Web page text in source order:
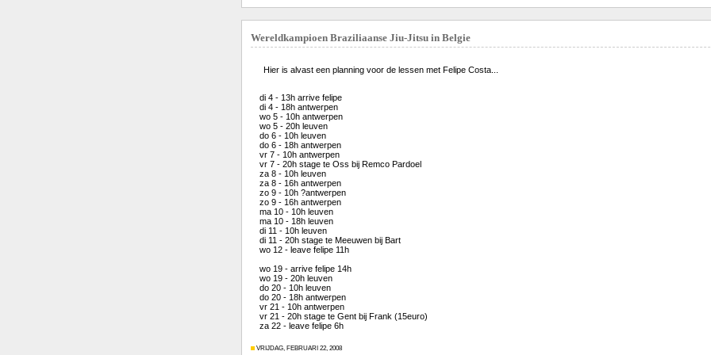
Wereldkampioen Braziliaanse Jiu-Jitsu in Belgie
Hier is alvast een planning voor de lessen met Felipe Costa...
di 4 - 13h arrive felipe
di 4 - 18h antwerpen
wo 5 - 10h antwerpen
wo 5 - 20h leuven
do 6 - 10h leuven
do 6 - 18h antwerpen
vr 7 - 10h antwerpen
vr 7 - 20h stage te Oss bij Remco Pardoel
za 8 - 10h leuven
za 8 - 16h antwerpen
zo 9 - 10h ?antwerpen
zo 9 - 16h antwerpen
ma 10 - 10h leuven
ma 10 - 18h leuven
di 11 - 10h leuven
di 11 - 20h stage te Meeuwen bij Bart
wo 12 - leave felipe 11h
wo 19 - arrive felipe 14h
wo 19 - 20h leuven
do 20 - 10h leuven
do 20 - 18h antwerpen
vr 21 - 10h antwerpen
vr 21 - 20h stage te Gent bij Frank (15euro)
za 22 - leave felipe 6h
VRIJDAG, FEBRUARI 22, 2008